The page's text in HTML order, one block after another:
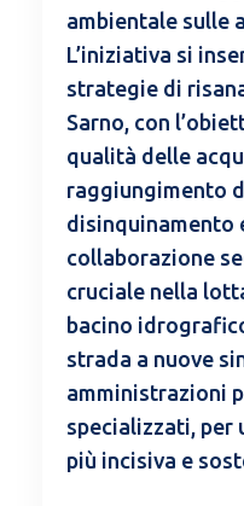
ambientale sulle
L’iniziativa si
strategie di
Sarno, con
qualità delle
raggiungimento
disinquinamento
collaborazione
cruciale nella
bacino
strada a nuove
amministrazioni
specializzati, per
più incisiva e